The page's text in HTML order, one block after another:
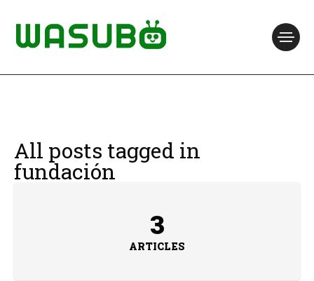
All posts tagged in
fundación
3
ARTICLES